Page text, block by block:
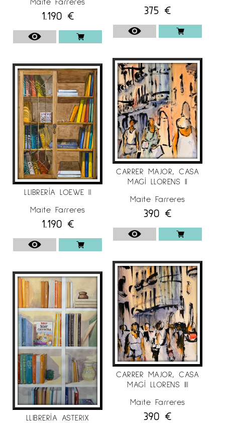
1.190 €
LLIBRERÍA LOEWE II
Maite Farreres
1.190 €
LLIBRERÍA ASTERIX
375 €
CARRER MAJOR, CASA
MAGÍ LLORENS II
Maite Farreres
390 €
CARRER MAJOR, CASA
MAGÍ LLORENS III
Maite Farreres
390 €